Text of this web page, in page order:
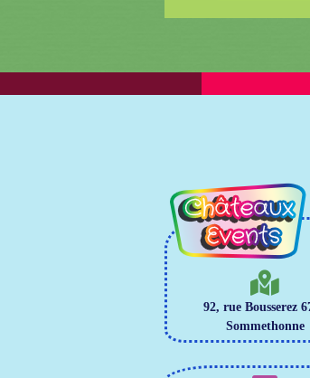
92, rue Bousserez
Sommethonne